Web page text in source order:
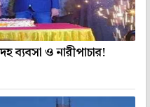
ব্যবসা ও নারীপাচার!